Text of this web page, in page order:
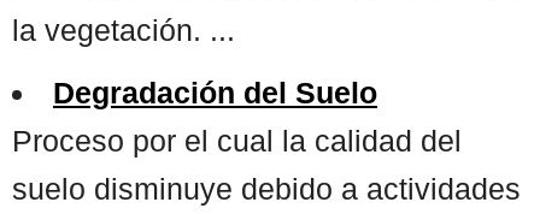
la vegetación. ...
Degradación del Suelo
Proceso por el cual la calidad del
suelo disminuye debido a actividades